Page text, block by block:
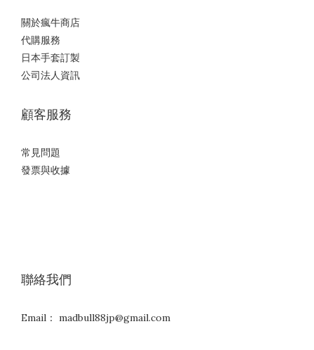
關於瘋牛商店
代購服務
日本手套訂製
公司法人資訊
顧客服務
常見問題
發票與收據
聯絡我們
Email： madbull88jp@gmail.com